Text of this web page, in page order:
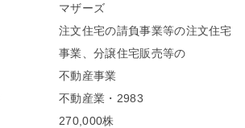
マザーズ
注文住宅の請負事業等の注文住宅
事業、分譲住宅販売等の
不動産事業
不動産業・2983
270,000株